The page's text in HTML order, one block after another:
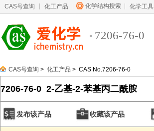
CAS号查询 化工产品 化学结构搜索 化学工具
7206-76-0
CAS号查询 > 化工产品 > CAS No.7206-76-0
7206-76-0 2-乙基-2-苯基丙二酰胺
发布该产品 收藏该产品